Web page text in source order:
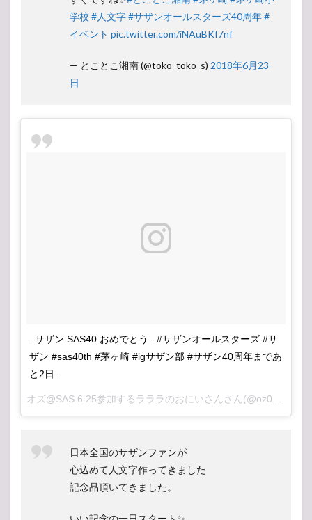
学校 #人文字#サザンオールスターズ40周年#
イベント pic.twitter.com/iNAuBKf7nf
— とことこ湘南 (@toko_toko_s) 2018年6月23
日
. サザン SAS40 おめでとう . #サザンオールスターズ #サ
ザン #sas40th #茅ヶ崎 #igサザン部 #サザン40周年まであ
と2日 .
オズ@SAS 6.25参加するラララのおにいさんさん(@oz0802sas)がシェアした投稿 –
日本全国のサザンファンが
心込めて人文字作ってきました
記念品頂いてきました。